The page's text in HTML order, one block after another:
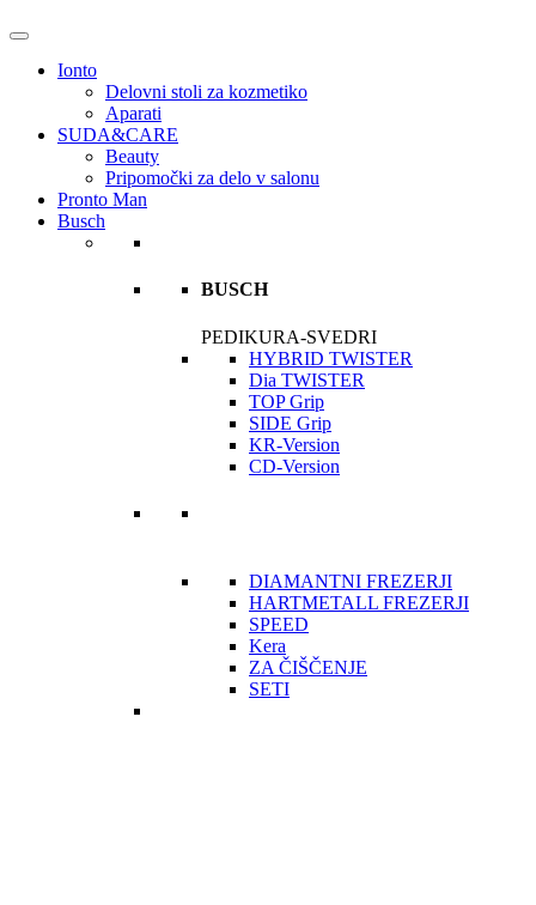
Ionto
Delovni stoli za kozmetiko
Aparati
SUDA&CARE
Beauty
Pripomočki za delo v salonu
Pronto Man
Busch
BUSCH
PEDIKURA-SVEDRI
HYBRID TWISTER
Dia TWISTER
TOP Grip
SIDE Grip
KR-Version
CD-Version
DIAMANTNI FREZERJI
HARTMETALL FREZERJI
SPEED
Kera
ZA ČIŠČENJE
SETI